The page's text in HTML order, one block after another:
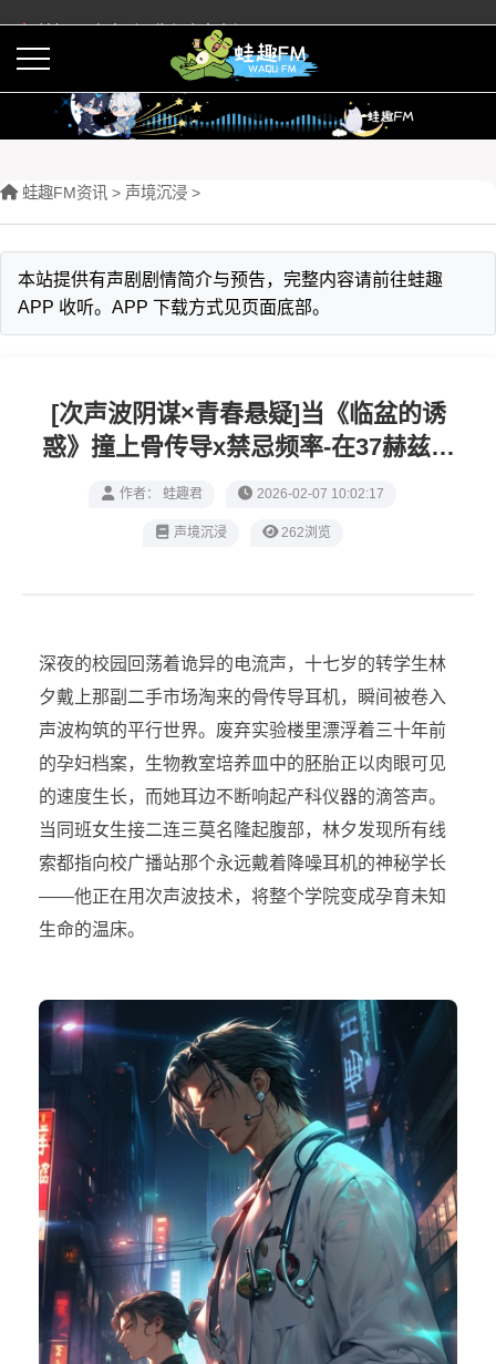
蛙趣FM有声剧预告与内容介绍
蛙趣FM资讯 > 声境沉浸 >
本站提供有声剧剧情简介与预告，完整内容请前往蛙趣
APP 收听。APP 下载方式见页面底部。
[次声波阴谋×青春悬疑]当《临盆的诱
惑》撞上骨传导x禁忌频率-在37赫兹心
跳中诞生的校园产房谜案
作者： 蛙趣君 2026-02-07 10:02:17
声境沉浸 262浏览
深夜的校园回荡着诡异的电流声，十七岁的转学生林
夕戴上那副二手市场淘来的骨传导耳机，瞬间被卷入
声波构筑的平行世界。废弃实验楼里漂浮着三十年前
的孕妇档案，生物教室培养皿中的胚胎正以肉眼可见
的速度生长，而她耳边不断响起产科仪器的滴答声。
当同班女生接二连三莫名隆起腹部，林夕发现所有线
索都指向校广播站那个永远戴着降噪耳机的神秘学长
——他正在用次声波技术，将整个学院变成孕育未知
生命的温床。